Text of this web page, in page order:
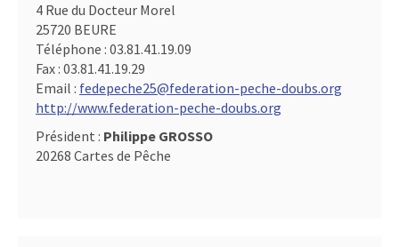
4 Rue du Docteur Morel
25720 BEURE
Téléphone : 03.81.41.19.09
Fax : 03.81.41.19.29
Email : fedepeche25@federation-peche-doubs.org
http://www.federation-peche-doubs.org
Président : Philippe GROSSO
20268 Cartes de Pêche